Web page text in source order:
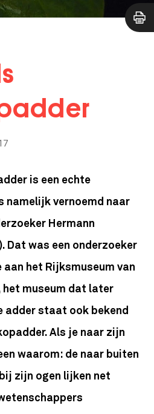
is een echte
namelijk vernoemd naar
Hermann
Dat was een onderzoeker
het Rijksmuseum van
museum dat later
adder staat ook bekend
Als je naar zijn
waarom: de naar buiten
zijn ogen lijken net